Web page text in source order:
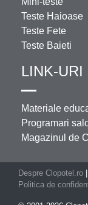
Teste Haioase
Teste Fete
Teste Baieti
LINK-URI
Materiale
Programari
Magazinul de
Despre Clopotel.ro
Politica de